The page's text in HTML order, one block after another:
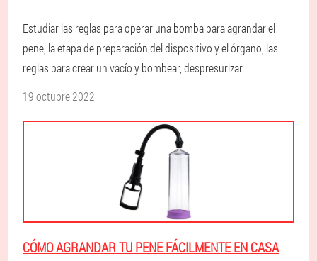
Estudiar las reglas para operar una bomba para agrandar el
pene, la etapa de preparación del dispositivo y el órgano, las
reglas para crear un vacío y bombear, despresurizar.
19 octubre 2022
CÓMO AGRANDAR TU PENE FÁCILMENTE EN CASA